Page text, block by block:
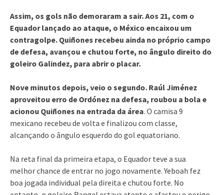
Assim, os gols não demoraram a sair. Aos 21, com o
Equador lançado ao ataque, o México encaixou um
contragolpe. Quiñones recebeu ainda no próprio campo
de defesa, avançou e chutou forte, no ângulo direito do
goleiro Galindez, para abrir o placar.
Nove minutos depois, veio o segundo. Raúl Jiménez
aproveitou erro de Ordónez na defesa, roubou a bola e
acionou Quiñones na entrada da área. O camisa 9
mexicano recebeu de volta e finalizou com classe,
alcançando o ângulo esquerdo do gol equatoriano.
Na reta final da primeira etapa, o Equador teve a sua
melhor chance de entrar no jogo novamente. Yeboah fez
boa jogada individual pela direita e chutou forte. No